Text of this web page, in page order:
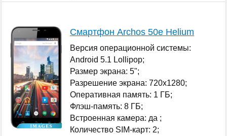
Смартфон Archos 50e Helium
Версия операционной системы:
Android 5.1 Lollipop;
Размер экрана: 5";
Разрешение экрана: 720x1280;
Оперативная память: 1 ГБ;
Флэш-память: 8 ГБ;
Встроенная камера: да ;
Количество SIM-карт: 2;